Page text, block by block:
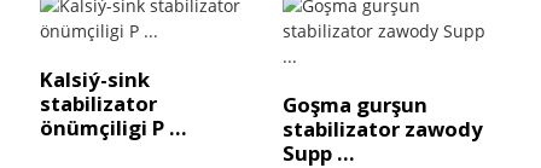
Kalsiý-sink
stabilizator
önümçiligi P ...
Goşma gurşun
stabilizator zawody
Supp ...